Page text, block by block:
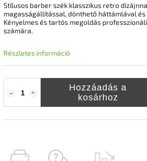
Hozzáadás a
kosárhoz
Stílusos barber szék klasszikus retro
magasságállítással, dönthető háttámlával
Kényelmes és tartós megoldás
számára.
Részletes információ